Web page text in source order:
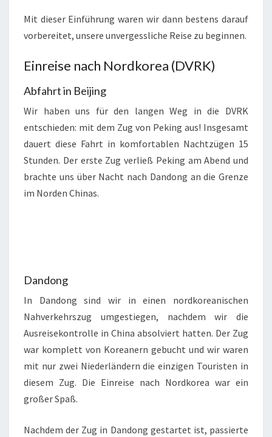
Mit dieser Einführung waren wir dann bestens darauf
vorbereitet, unsere unvergessliche Reise zu beginnen.
Einreise nach Nordkorea (DVRK)
Abfahrt in Beijing
Wir haben uns für den langen Weg in die DVRK
entschieden: mit dem Zug von Peking aus! Insgesamt
dauert diese Fahrt in komfortablen Nachtzügen 15
Stunden. Der erste Zug verließ Peking am Abend und
brachte uns über Nacht nach Dandong an die Grenze
im Norden Chinas.
Dandong
In Dandong sind wir in einen nordkoreanischen
Nahverkehrszug umgestiegen, nachdem wir die
Ausreisekontrolle in China absolviert hatten. Der Zug
war komplett von Koreanern gebucht und wir waren
mit nur zwei Niederländern die einzigen Touristen in
diesem Zug. Die Einreise nach Nordkorea war ein
großer Spaß.
Nachdem der Zug in Dandong gestartet ist, passierte